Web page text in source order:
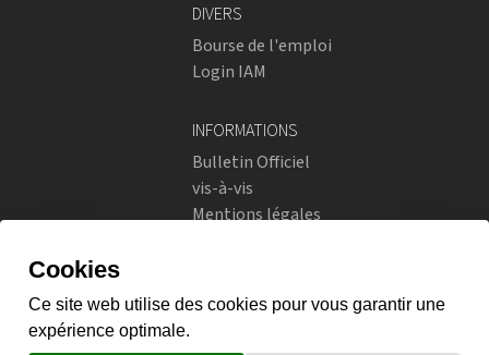
DIVERS
Bourse de l'emploi
Login IAM
INFORMATIONS
Bulletin Officiel
vis-à-vis
Mentions légales